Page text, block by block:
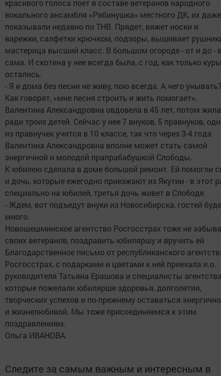
красивого голоса поет в составе ветеранов народного
вокального ансамбля «Рябинушка» местного ДК, их даже
показывали недавно по ТНВ. Прядет, вяжет носки и
варежки, салфетки крючком, подзоры, вышивает
мастерица высший класс. В большом огороде - от и до -
сама. И скотина у нее всегда была, с год, как только
остались.
- Я и дома без песни не живу, пою всегда. А чего
Как говорят, «мне песня строить и жить помогает».
Валентина Александровна овдовела в 45 лет, потом жила
ради троих детей. Сейчас у нее 7 внуков, 5 правнуков,
из правнучек учится в 10 классе, так что через 3-4 года
Валентина Александровна вполне может стать самой
энергичной и молодой прапрабабушкой Слободы.
К юбилею сделала в доме большой ремонт. Ей помогли
и дочь, которые ежегодно приезжают из Якутии - в этот
специально на юбилей, третья дочь живет в Слободе.
- Ждем, вот подъедут внуки из Новосибирска, гостей
много.
Новошешминское агентство Росгосстрах тоже не
своих ветеранов, поздравить юбиляршу и вручить ей
Благодарственное письмо от республиканского
Росгосстрах, с подарками и цветами к ней приехала и.о.
руководителя Татьяна Ерашова и специалисты
которые пожелали юбилярше здоровья, долголетия,
творческих успехов и по-прежнему оставаться
и жизнелюбивой. Мы тоже присоединяемся к этим
поздравлениям.
Ольга ИВАНОВА.
Следите за самым важным и интересным в